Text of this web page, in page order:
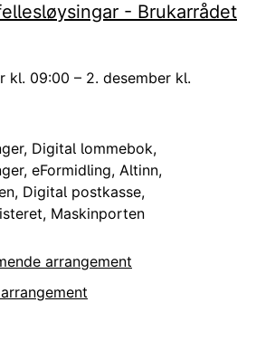
- Brukarrådet
kl. 09:00 – 2. desember kl.
Digital lommebok
eFormidling Altinn
Digital postkasse
Maskinporten
arrangement